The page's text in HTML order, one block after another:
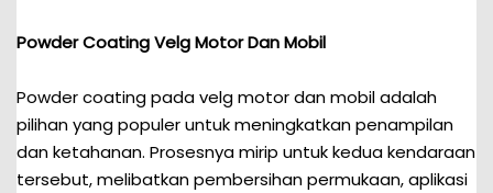
Powder Coating Velg Motor Dan Mobil
Powder coating pada velg motor dan mobil adalah
pilihan yang populer untuk meningkatkan penampilan
dan ketahanan. Prosesnya mirip untuk kedua kendaraan
tersebut, melibatkan pembersihan permukaan, aplikasi